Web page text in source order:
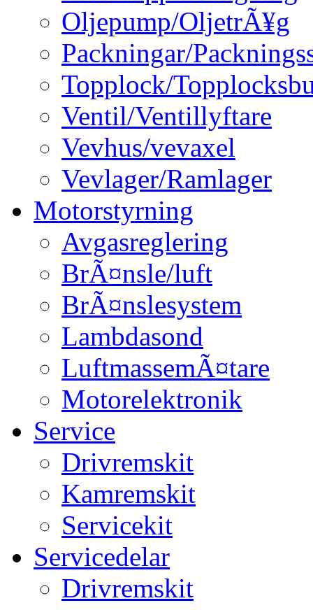
Oljepump/OljetrÃ¥g
Packningar/
Topplock/
Ventil/Ventillyftare
Vevhus/vevaxel
Vevlager/Ramlager
Motorstyrning
Avgasreglering
BrÃ¤nsle/luft
BrÃ¤nslesystem
Lambdasond
LuftmassemÃ¤tare
Motorelektronik
Service
Drivremskit
Kamremskit
Servicekit
Servicedelar
Drivremskit